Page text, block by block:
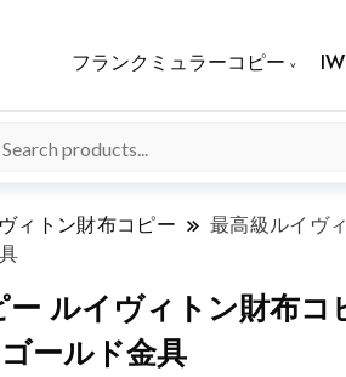
フランクミュラーコピー
ィトン財布コピー
最高級ルイヴ
ルイヴィトン財布コ
ールド金具